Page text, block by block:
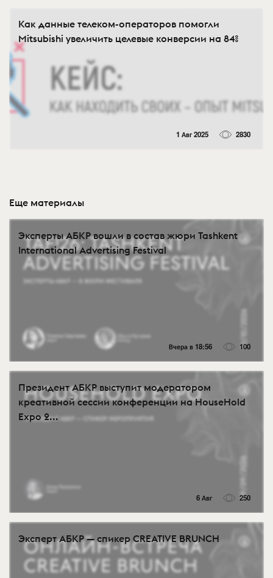
Как данные телеком-операторов помогли
Mitsubishi увеличить целевые конверсии на 84%
1 Авг 2025 2830
Еще материалы
Эксперты АБКР вошли в состав жюри Tashkent
International Advertising Festival
Вчера в 18:56 100
Президент АБКР выступит модератором
креативной сессии конференции на HouseHold
Expo 2...
6 Авг 250
Эксперт АБКР — спикер CREATIVE BRUNCH